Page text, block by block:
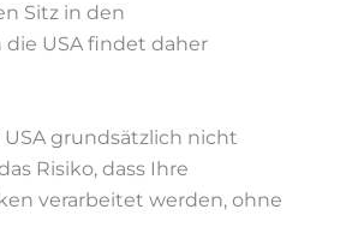
Sitz in den
USA findet daher
grundsätzlich nicht
Risiko, dass Ihre
verarbeitet werden, ohne